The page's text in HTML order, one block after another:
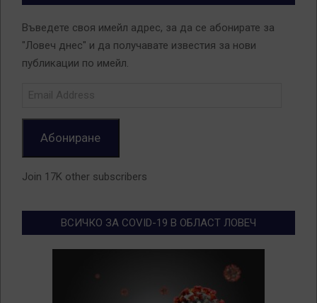
Въведете своя имейл адрес, за да се абонирате за
"Ловеч днес" и да получавате известия за нови
публикации по имейл.
Абониране
Join 17K other subscribers
ВСИЧКО ЗА COVID-19 В ОБЛАСТ ЛОВЕЧ